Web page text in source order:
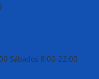
Sábados 8:00-22:00